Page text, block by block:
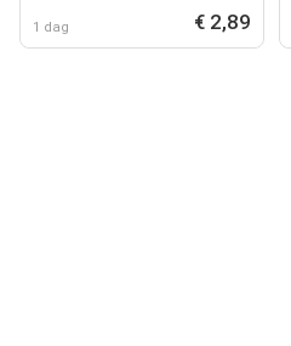
1 dag € 2,89